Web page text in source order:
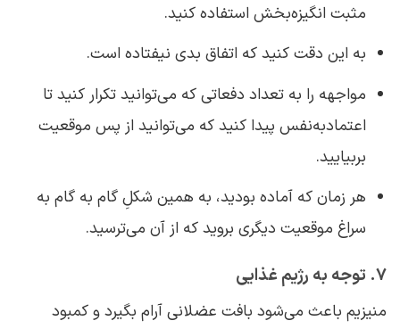
مثبت انگیزه‌بخش استفاده کنید.
به این دقت کنید که اتفاق بدی نیفتاده است.
مواجهه را به تعداد دفعاتی که می‌توانید تکرار کنید تا
اعتمادبه‌نفس پیدا کنید که می‌توانید از پس موقعیت
بربیایید.
هر زمان که آماده بودید، به همین شکلِ گام به گام به
سراغ موقعیت دیگری بروید که از آن می‌ترسید.
۷. توجه به رژیم غذایی
منیزیم باعث می‌شود بافت عضلانی آرام بگیرد و کمبود